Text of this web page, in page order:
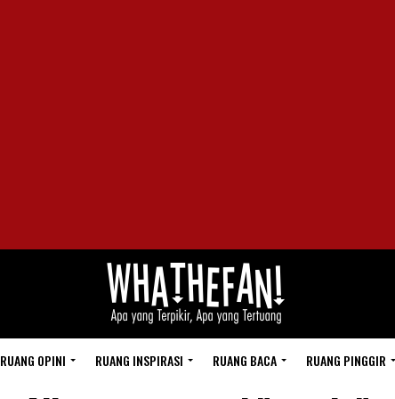
RUANG OPINI RUANG INSPIRASI RUANG BACA RUANG PINGGIR